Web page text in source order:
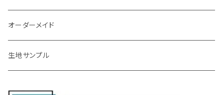
R3/7～ MXPK系
H23/9～H30/4 270系
アリオン
H23/10～R3/3 260系
アルファード/ヴェルファイアＨＶ
H29/10～
ＬＸ
H27/9～R3/10 URJ201W
ＮＸ
H24/6～ E26 3人乗
H24/6～ E26 5・6人乗
キューブ
H14/10～R2/3 Z11・Z12
キックス
H24/4～R4/1 S3系
H24/2～H26/9 S200系
H26/9～ S500系
シフォン
H28/12～R1/7 LA600/610
ジャスティ
R1/8～ GJ系
ＭＸ－３０
R2/10～ DREJ3P
アクセラ/アクセラ・スポーツ
H14/6～ L880/LA400K
タフト
R2/6～ LA900/910S
タント
H28/2～ FF21S
エスクード
H17/5～H27/10 TA/TD系
エブリィ
H25/6～H31/3 ｅｋカスタム
H31/3～ ｅｋクロス
ekクロスEV
R4/6～ B5AW
アイミーブ
H29/9～R5/10 JF3/4
H24/7～H29/8 JF1/2
NBOXスラッシュ
H26/12～R2/2 JF1/2
NBOXジョイ
H25/4～R3/4 AU系
R3/6～ CDD系
シャラン
H23/2～ 7N系
Tクロス
H30/10～
H24/4～R1/6
Ｃクラス
H26/7～R4/2
ＣＬＡクラス
MINIクロスオーバー
ラグマット
ラグマットセカンド（L）
オーダーメイド
生地サンプル